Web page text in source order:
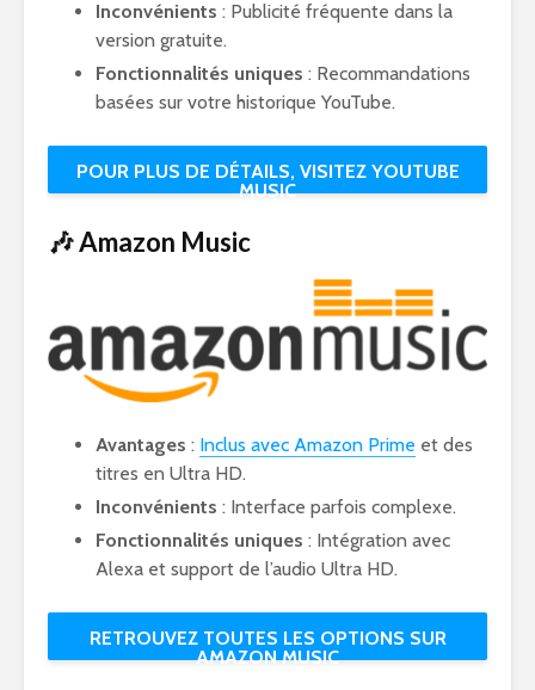
Inconvénients : Publicité fréquente dans la
version gratuite.
Fonctionnalités uniques : Recommandations
basées sur votre historique YouTube.
POUR PLUS DE DÉTAILS, VISITEZ YOUTUBE
MUSIC
🎶 Amazon Music
Avantages : Inclus avec Amazon Prime et des
titres en Ultra HD.
Inconvénients : Interface parfois complexe.
Fonctionnalités uniques : Intégration avec
Alexa et support de l’audio Ultra HD.
RETROUVEZ TOUTES LES OPTIONS SUR
AMAZON MUSIC